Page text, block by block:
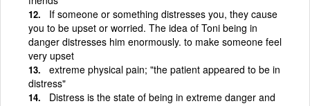
If someone or something distresses you, they cause
you to be upset or worried. The idea of Toni being in
danger distresses him enormously. to make someone feel
very upset
extreme physical pain; "the patient appeared to be in
distress"
Distress is the state of being in extreme danger and